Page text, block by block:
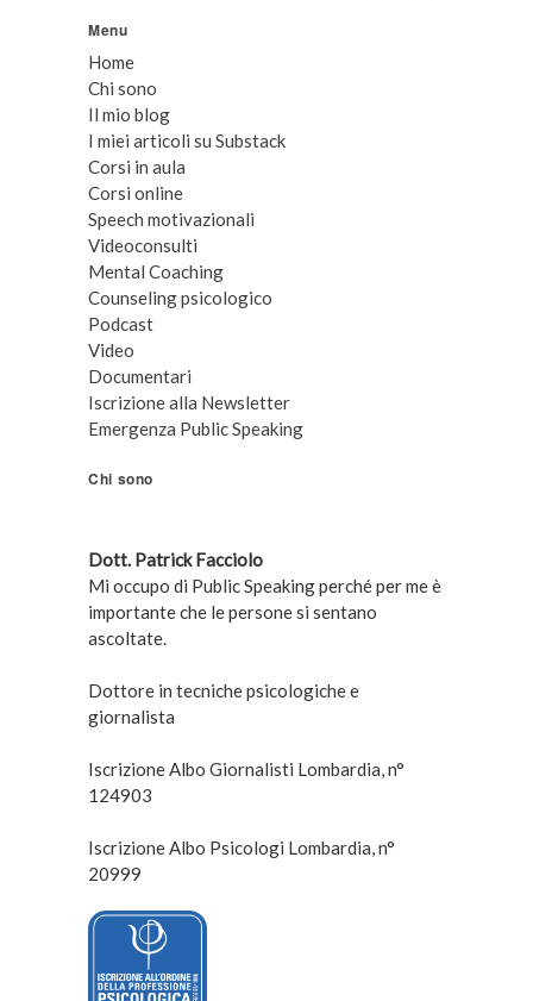
Menu
Home
Chi sono
Il mio blog
I miei articoli su Substack
Corsi in aula
Corsi online
Speech motivazionali
Videoconsulti
Mental Coaching
Counseling psicologico
Podcast
Video
Documentari
Iscrizione alla Newsletter
Emergenza Public Speaking
Chi sono
Dott. Patrick Facciolo
Mi occupo di Public Speaking perché per me è
importante che le persone si sentano
ascoltate.
Dottore in tecniche psicologiche e
giornalista
Iscrizione Albo Giornalisti Lombardia, n°
124903
Iscrizione Albo Psicologi Lombardia, n°
20999